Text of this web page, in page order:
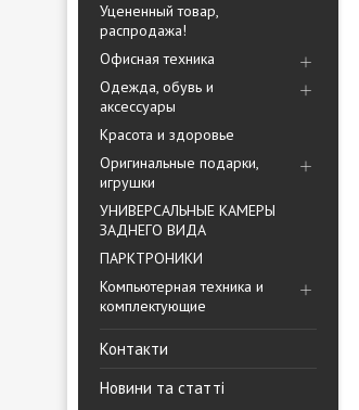
Уцененный товар,
распродажа!
Офисная техника
Одежда, обувь и
аксессуары
Красота и здоровье
Оригинальные подарки,
игрушки
УНИВЕРСАЛЬНЫЕ КАМЕРЫ
ЗАДНЕГО ВИДА
ПАРКТРОНИКИ
Компьютерная техника и
комплектующие
Контакти
Новини та статті